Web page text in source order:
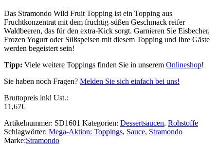
Das Stramondo Wild Fruit Topping ist ein Topping aus
Fruchtkonzentrat mit dem fruchtig-süßen Geschmack reifer
Waldbeeren, das für den extra-Kick sorgt. Garnieren Sie Eisbecher,
Frozen Yogurt oder Süßspeisen mit diesem Topping und Ihre Gäste
werden begeistert sein!
Tipp: Viele weitere Toppings finden Sie in unserem Onlineshop!
Sie haben noch Fragen? Melden Sie sich einfach bei uns!
Bruttopreis inkl Ust.:
11,67€
Artikelnummer: SD1601 Kategorien: Dessertsaucen, Rohstoffe
Schlagwörter: Mega-Aktion: Toppings, Sauce, Stramondo
Marke:Stramondo